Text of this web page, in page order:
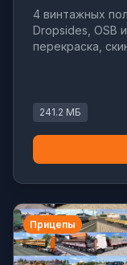
4 винтажных
Dropsides, OSB
перекраска,
241.2 МБ
Прицепы